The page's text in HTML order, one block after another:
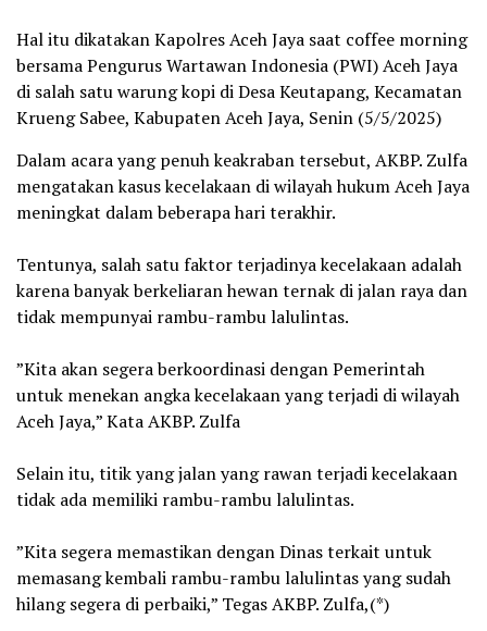
‎Hal itu dikatakan Kapolres Aceh Jaya saat coffee morning
bersama Pengurus Wartawan Indonesia (PWI) Aceh Jaya
di salah satu warung kopi di Desa Keutapang, Kecamatan
Krueng Sabee, Kabupaten Aceh Jaya, Senin (5/5/2025)‎
‎Dalam acara yang penuh keakraban tersebut, AKBP. Zulfa
mengatakan kasus kecelakaan di wilayah hukum Aceh Jaya
meningkat dalam beberapa hari terakhir.
‎Tentunya, salah satu faktor terjadinya kecelakaan adalah
karena banyak berkeliaran hewan ternak di jalan raya dan
tidak mempunyai rambu-rambu lalulintas.
‎”Kita akan segera berkoordinasi dengan Pemerintah
untuk menekan angka kecelakaan yang terjadi di wilayah
Aceh Jaya,” Kata AKBP. Zulfa
‎Selain itu, titik yang jalan yang rawan terjadi kecelakaan
tidak ada memiliki rambu-rambu lalulintas.
‎”Kita segera memastikan dengan Dinas terkait untuk
memasang kembali rambu-rambu lalulintas yang sudah
hilang segera di perbaiki,” Tegas AKBP. Zulfa,(*)